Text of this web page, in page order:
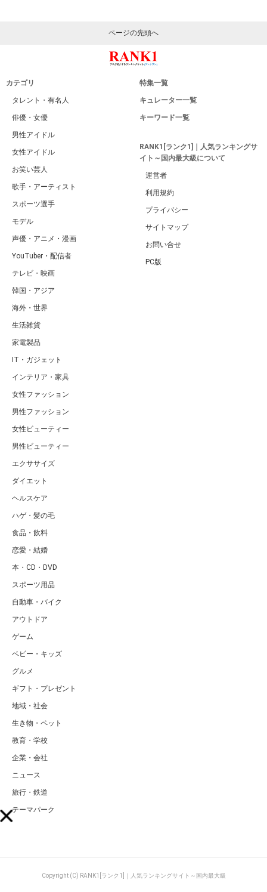
ページの先頭へ
カテゴリ
タレント・有名人
俳優・女優
男性アイドル
女性アイドル
お笑い芸人
歌手・アーティスト
スポーツ選手
モデル
声優・アニメ・漫画
YouTuber・配信者
テレビ・映画
韓国・アジア
海外・世界
生活雑貨
家電製品
IT・ガジェット
インテリア・家具
女性ファッション
男性ファッション
女性ビューティー
男性ビューティー
エクササイズ
ダイエット
ヘルスケア
ハゲ・髪の毛
食品・飲料
恋愛・結婚
本・CD・DVD
スポーツ用品
自動車・バイク
アウトドア
ゲーム
ベビー・キッズ
グルメ
ギフト・プレゼント
地域・社会
生き物・ペット
教育・学校
企業・会社
ニュース
旅行・鉄道
テーマパーク
特集一覧
キュレーター一覧
キーワード一覧
RANK1[ランク1]｜人気ランキングサ
イト～国内最大級について
運営者
利用規約
プライバシー
サイトマップ
お問い合せ
PC版
Copyright (C) RANK1[ランク1]｜人気ランキングサイト～国内最大級